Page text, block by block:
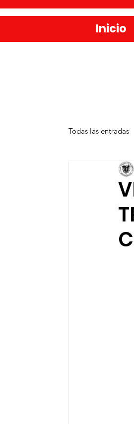
Todas las entradas
Publicaciones
Inicio